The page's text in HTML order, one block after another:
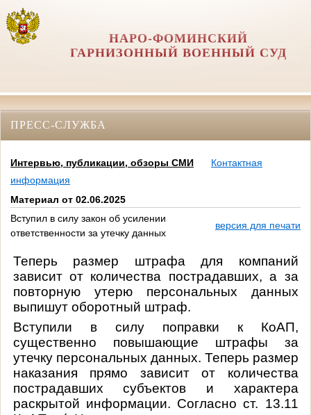
НАРО-ФОМИНСКИЙ
ГАРНИЗОННЫЙ ВОЕННЫЙ СУД
ПРЕСС-СЛУЖБА
Интервью, публикации, обзоры СМИ
Контактная
информация
Материал от 02.06.2025
Вступил в силу закон об усилении
ответственности за утечку данных
версия для печати
Теперь размер штрафа для компаний
зависит от количества пострадавших, а за
повторную утерю персональных данных
выпишут оборотный штраф.
Вступили в силу поправки к КоАП,
существенно повышающие штрафы за
утечку персональных данных. Теперь размер
наказания прямо зависит от количества
пострадавших субъектов и характера
раскрытой информации. Согласно ст. 13.11